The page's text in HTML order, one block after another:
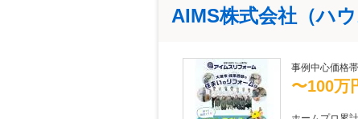
AIMS株式会社（ハ
事例中心価格帯
〜100万